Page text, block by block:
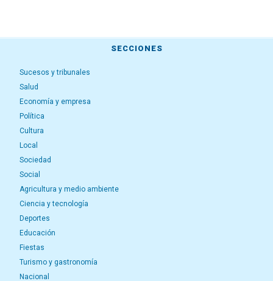
SECCIONES
Sucesos y tribunales
Salud
Economía y empresa
Política
Cultura
Local
Sociedad
Social
Agricultura y medio ambiente
Ciencia y tecnología
Deportes
Educación
Fiestas
Turismo y gastronomía
Nacional